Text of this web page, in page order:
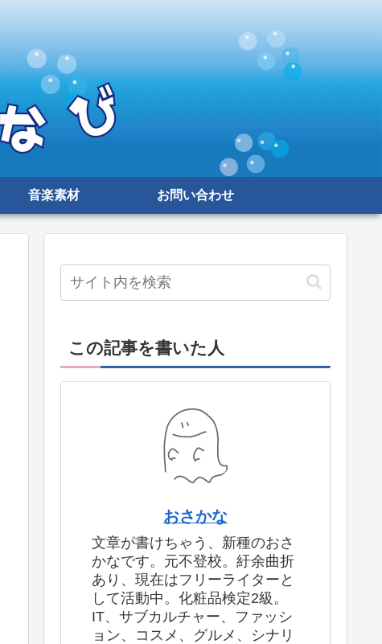
音楽素材 お問い合わせ
この記事を書いた人
おさかな
文章が書けちゃう、新種のおさ
かなです。元不登校。紆余曲折
あり、現在はフリーライターと
して活動中。化粧品検定2級。
IT、サブカルチャー、ファッシ
ョン、コスメ、グルメ、シナリ